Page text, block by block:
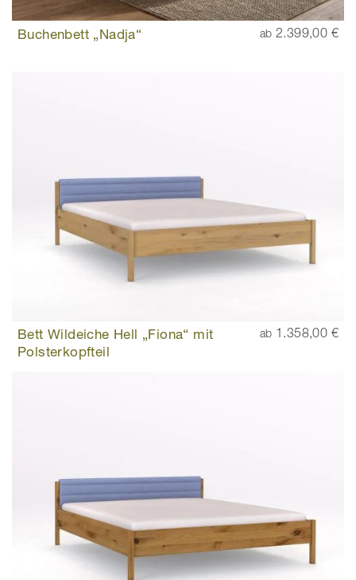
Buchenbett „Nadja“ ab 2.399,00 €
Bett Wildeiche Hell „Fiona“ mit
Polsterkopfteil
ab 1.358,00 €